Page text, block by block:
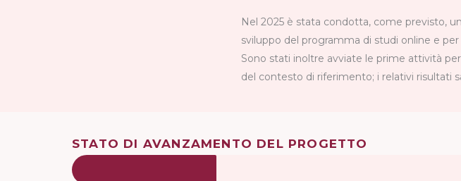
k
e
d
i
n
e
b
o
o
k
t
g
r
a
Nel 2025 è stata condotta, come previsto,
sviluppo del programma di studi online e
Sono stati inoltre avviate le prime attività
del contesto di riferimento; i relativi risultati
STATO DI AVANZAMENTO DEL PROGETTO